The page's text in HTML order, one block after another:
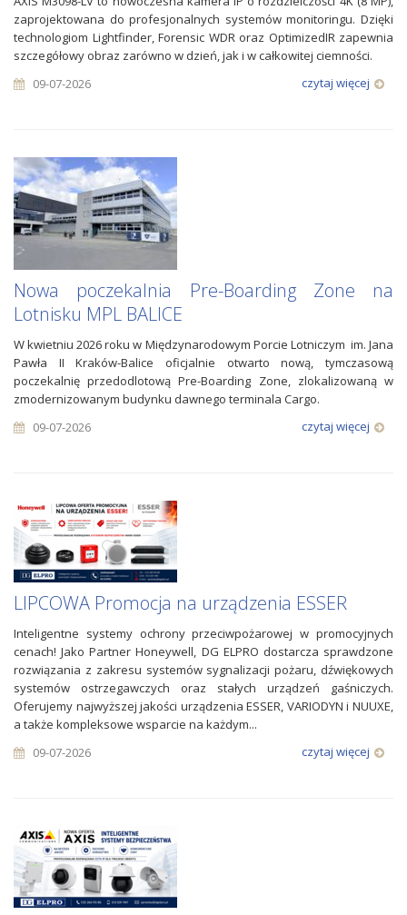
zaprojektowana do profesjonalnych systemów monitoringu. Dzięki
technologiom Lightfinder, Forensic WDR oraz OptimizedIR zapewnia
szczegółowy obraz zarówno w dzień, jak i w całkowitej ciemności.
09-07-2026
czytaj więcej
Nowa poczekalnia Pre-Boarding Zone na
Lotnisku MPL BALICE
W kwietniu 2026 roku w Międzynarodowym Porcie Lotniczym im. Jana
Pawła II Kraków-Balice oficjalnie otwarto nową, tymczasową
poczekalnię przedodlotową Pre-Boarding Zone, zlokalizowaną w
zmodernizowanym budynku dawnego terminala Cargo.
09-07-2026
czytaj więcej
LIPCOWA Promocja na urządzenia ESSER
Inteligentne systemy ochrony przeciwpożarowej w promocyjnych
cenach! Jako Partner Honeywell, DG ELPRO dostarcza sprawdzone
rozwiązania z zakresu systemów sygnalizacji pożaru, dźwiękowych
systemów ostrzegawczych oraz stałych urządzeń gaśniczych.
Oferujemy najwyższej jakości urządzenia ESSER, VARIODYN i NUUXE,
a także kompleksowe wsparcie na każdym...
09-07-2026
czytaj więcej